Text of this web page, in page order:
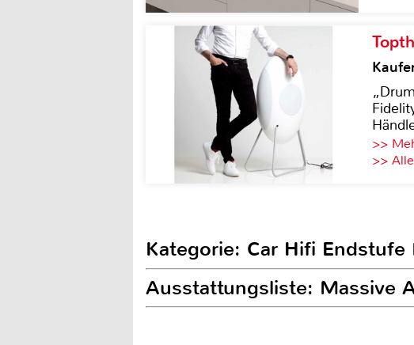
>>
>>
Kategorie: Car Hifi Endstufe
Ausstattungsliste: Massive